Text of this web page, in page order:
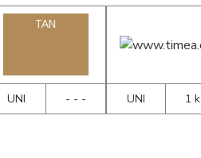
UNI - - - UNI 1